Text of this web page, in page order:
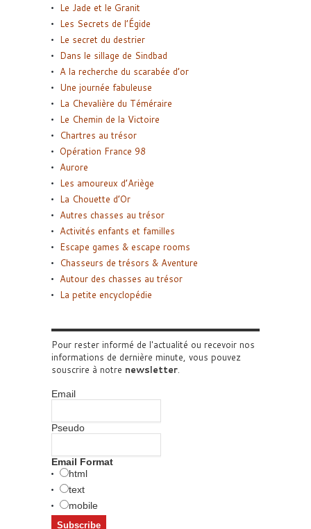
Le Jade et le Granit
Les Secrets de l’Égide
Le secret du destrier
Dans le sillage de Sindbad
A la recherche du scarabée d’or
Une journée fabuleuse
La Chevalière du Téméraire
Le Chemin de la Victoire
Chartres au trésor
Opération France 98
Aurore
Les amoureux d’Ariège
La Chouette d’Or
Autres chasses au trésor
Activités enfants et familles
Escape games & escape rooms
Chasseurs de trésors & Aventure
Autour des chasses au trésor
La petite encyclopédie
Pour rester informé de l'actualité ou recevoir nos
informations de dernière minute, vous pouvez
souscrire à notre newsletter.
Email
Pseudo
Email Format
html
text
mobile